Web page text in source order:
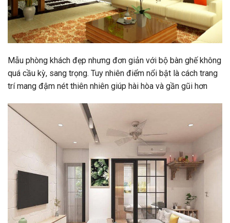
Mẫu phòng khách đẹp nhưng đơn giản với bộ bàn ghế không
quá cầu kỳ, sang trọng. Tuy nhiên điểm nổi bật là cách trang
trí mang đậm nét thiên nhiên giúp hài hòa và gần gũi hơn